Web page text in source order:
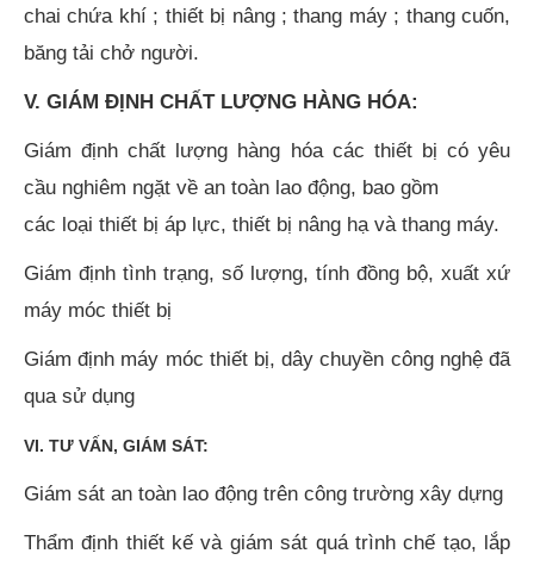
chai chứa khí ; thiết bị nâng ; thang máy ; thang cuốn,
băng tải chở người.
V. GIÁM ĐỊNH CHẤT LƯỢNG HÀNG HÓA:
Giám định chất lượng hàng hóa các thiết bị có yêu
cầu nghiêm ngặt về an toàn lao động, bao gồm
các loại thiết bị áp lực, thiết bị nâng hạ và thang máy.
Giám định tình trạng, số lượng, tính đồng bộ, xuất xứ
máy móc thiết bị
Giám định máy móc thiết bị, dây chuyền công nghệ đã
qua sử dụng
VI. TƯ VẤN, GIÁM SÁT:
Giám sát an toàn lao động trên công trường xây dựng
Thẩm định thiết kế và giám sát quá trình chế tạo, lắp